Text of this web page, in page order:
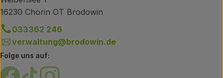
16230 Chorin OT Brodowin
033362 246
verwaltung@brodowin.de
Folge uns auf:
Externer Link zu https://www.facebook.com/
Externer Link zu https://www.tiktok.com/
Externer Link zu https://